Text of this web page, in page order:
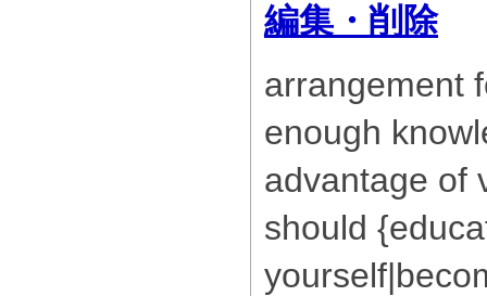
編集・削除
arrangement
enough
advantage of
should